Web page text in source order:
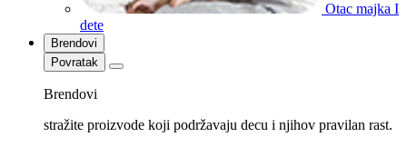
Otac majka I
dete
Brendovi
Povratak
Brendovi
stražite proizvode koji podržavaju decu i njihov pravilan rast.